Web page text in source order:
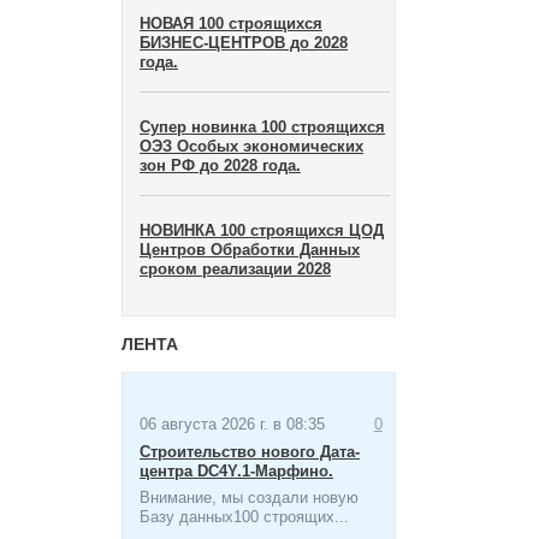
НОВАЯ 100 строящихся
БИЗНЕС-ЦЕНТРОВ до 2028
года.
Супер новинка 100 строящихся
ОЭЗ Особых экономических
зон​ РФ до 2028 года.
НОВИНКА 100 строящихся ЦОД
Центров Обработки Данных
сроком реализации 2028
ЛЕНТА
06 августа 2026 г. в 08:35
0
Строительство нового Дата-
центра​ DC4Y.1-Марфино.
Внимание, мы создали новую
Базу данных100 строящих...